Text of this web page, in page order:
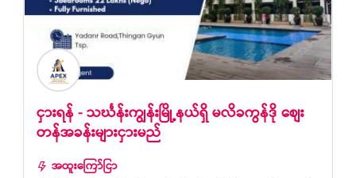
ငှားရန် - သင်္ဃန်းကျွန်းမြို့နယ်ရှိ မလိခကွန်ဒို စျေး
တန်အခန်းများငှားမည်
အထူးကြော်ငြာ